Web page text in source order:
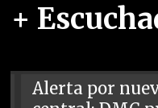
+
Alerta por